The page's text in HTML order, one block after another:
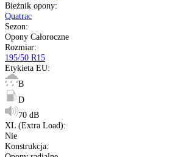
pełna specyfikacja
Transport gratis
Szybka wysyłka
14 dni na zwrot
Opis produktu
Dane techniczne